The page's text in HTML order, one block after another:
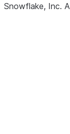
Snowflake, Inc.